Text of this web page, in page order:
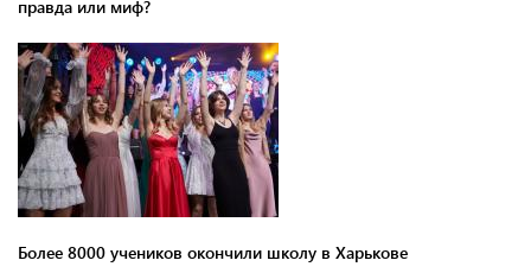
правда или миф?
Более 8000 учеников окончили школу в Харькове